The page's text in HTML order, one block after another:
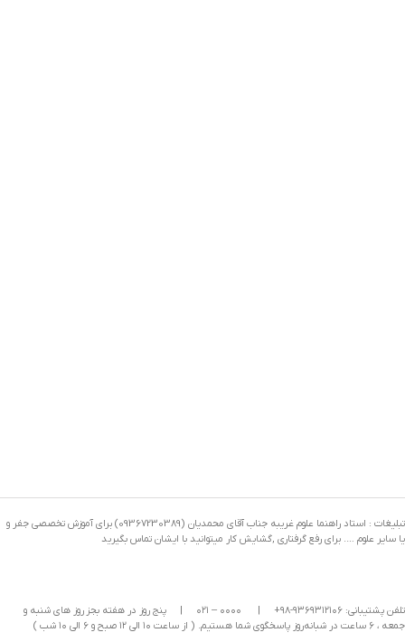
تبلیغات : استاد راهنما علوم غریبه جناب آقای محمدیان (09367230389) برای آموزش تخصصی جفر و
یا سایر علوم …. برای رفع گرفتاری ,گشایش کار میتوانید با ایشان تماس بگیرید
تلفن پشتیبانی: ۹۳۶۹۳۱۲۱۰۶-۹۸+
پنج روز در هفته بجز روز های شنبه و
جمعه ، ۶ ساعت در شبانه‌روز پاسخگوی شما هستیم. ( از ساعت ۱۰ الی ۱۲ صبح و ۶ الی ۱۰ شب )